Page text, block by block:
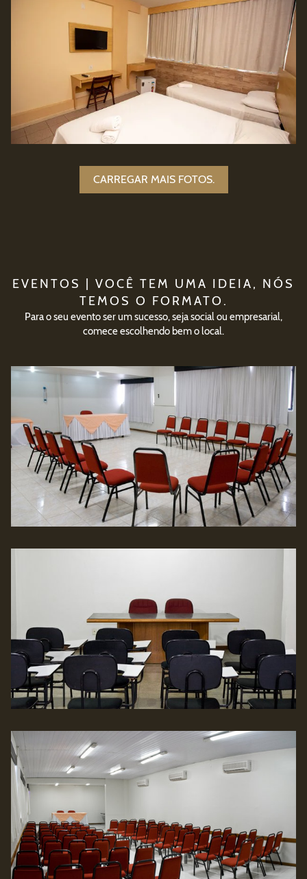
CARREGAR MAIS FOTOS.
EVENTOS | VOCÊ TEM UMA IDEIA, NÓS
TEMOS O FORMATO.
Para o seu evento ser um sucesso, seja social ou empresarial,
comece escolhendo bem o local.